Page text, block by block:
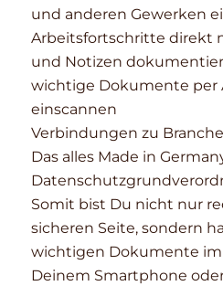
und anderen Gewerken
Arbeitsfortschritte direkt
und Notizen
wichtige Dokumente per
einscannen
Verbindungen zu
Das alles Made in
Somit bist Du nicht nur
sicheren Seite, sondern
wichtigen Dokumente
Deinem Smartphone